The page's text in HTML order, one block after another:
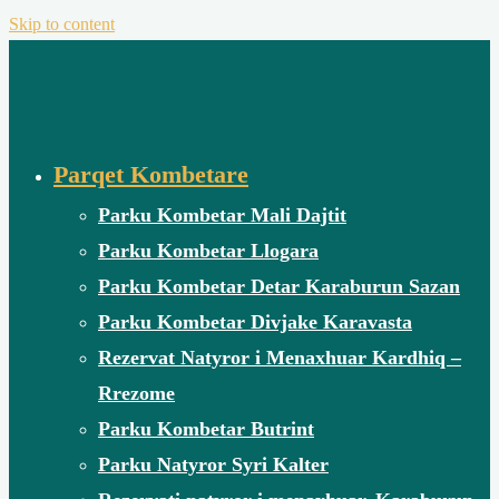
Skip to content
Parqet Kombetare
Parku Kombetar Mali Dajtit
Parku Kombetar Llogara
Parku Kombetar Detar Karaburun Sazan
Parku Kombetar Divjake Karavasta
Rezervat Natyror i Menaxhuar Kardhiq –
Rrezome
Parku Kombetar Butrint
Parku Natyror Syri Kalter